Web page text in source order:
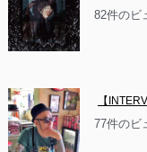
82件のビ
【
77件のビ